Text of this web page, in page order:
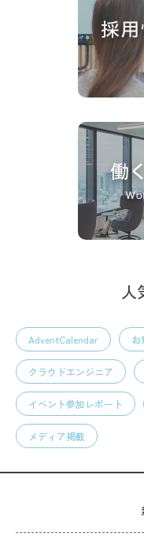
人
AdventCalendar お
クラウドエンジニア
イベント参加レポート
メディア掲載